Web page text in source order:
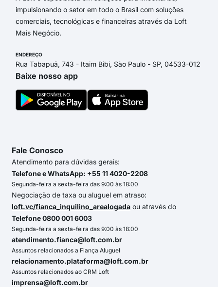
impulsionando o setor em todo o Brasil com soluções
comerciais, tecnológicas e financeiras através da Loft
Mais Negócio.
ENDEREÇO
Rua Tabapuã, 743 - Itaim Bibi, São Paulo - SP, 04533-012
Baixe nosso app
Fale Conosco
Atendimento para dúvidas gerais:
Telefone e WhatsApp: +55 11 4020-2208
Segunda-feira a sexta-feira das 9:00 às 18:00
Negociação de taxa ou aluguel em atraso:
loft.vc/fianca_inquilino_arealogada ou através do
Telefone 0800 001 6003
Segunda-feira a sexta-feira das 9:00 às 18:00
atendimento.fianca@loft.com.br
Assuntos relacionados a Fiança Aluguel
relacionamento.plataforma@loft.com.br
Assuntos relacionados ao CRM Loft
imprensa@loft.com.br